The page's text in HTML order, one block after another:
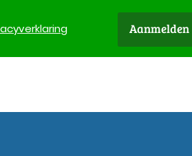
verklaring Aanmelden